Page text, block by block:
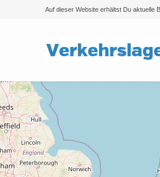
Auf dieser Website erhältst Du aktuelle